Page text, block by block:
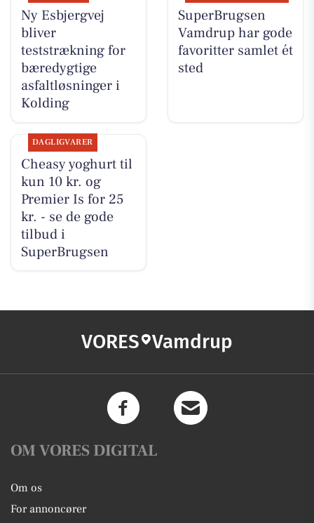
Ny Esbjergvej
bliver
teststrækning for
bæredygtige
asfaltløsninger i
Kolding
SuperBrugsen
Vamdrup har gode
favoritter samlet ét
sted
DAGLIGVARER
Cheasy yoghurt til
kun 10 kr. og
Premier Is for 25
kr. - se de gode
tilbud i
SuperBrugsen
VORES Vamdrup
OM VORES DIGITAL
Om os
For annoncører